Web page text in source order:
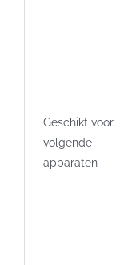
Geschikt voor
volgende
apparaten